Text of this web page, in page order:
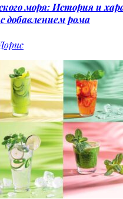
моря: История и
добавлением рома